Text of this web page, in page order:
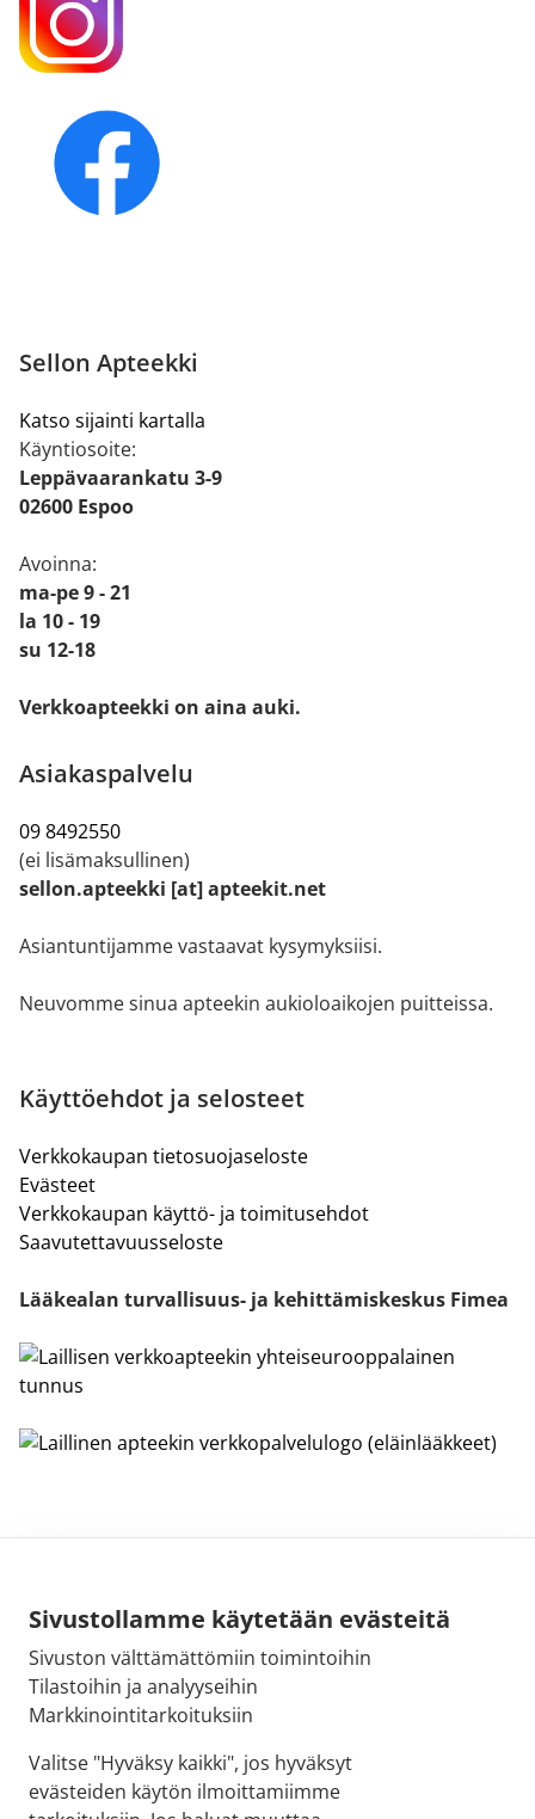
Sivustollamme käytetään evästeitä
Sivuston välttämättömiin toimintoihin
Tilastoihin ja analyyseihin
Markkinointitarkoituksiin
Valitse "Hyväksy kaikki", jos hyväksyt
evästeiden käytön ilmoittamiimme
Sellon Apteekki
Katso sijainti kartalla
Käyntiosoite:
Leppävaarankatu 3-9
02600 Espoo
Avoinna:
ma-pe 9 - 21
la 10 - 19
su 12-18
Verkkoapteekki on aina auki.
Asiakaspalvelu
09 8492550
(ei lisämaksullinen)
sellon.apteekki [at] apteekit.net
Asiantuntijamme vastaavat kysymyksiisi.
Neuvomme sinua apteekin aukioloaikojen puitteissa.
Käyttöehdot ja selosteet
Verkkokaupan tietosuojaseloste
Evästeet
Verkkokaupan käyttö- ja toimitusehdot
Saavutettavuusseloste
Lääkealan turvallisuus- ja kehittämiskeskus Fimea
Sähköpostiosoite:
kirjaamo@fimea.fi
Fimean vaihde:
029 522 3341